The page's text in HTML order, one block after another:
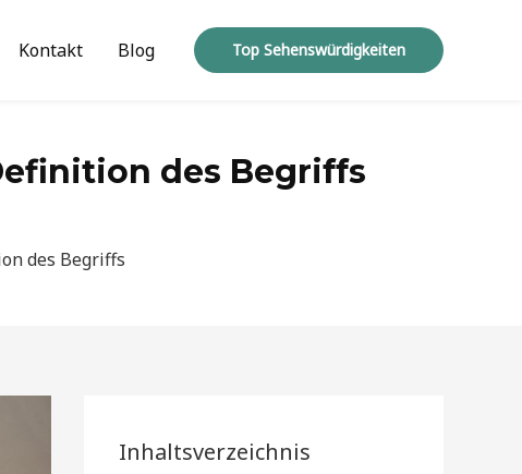
Kontakt Blog Top Sehenswürdigkeiten
des Begriffs
des Begriffs
Inhaltsverzeichnis